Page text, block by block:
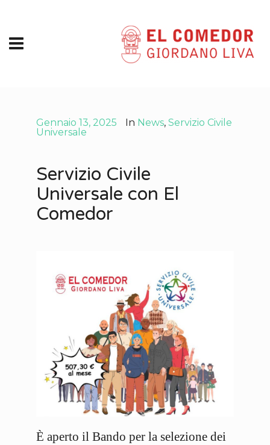
Gennaio 13, 2025 In News, Servizio Civile
Universale
Servizio Civile
Universale con El
Comedor
È aperto il Bando per la selezione dei